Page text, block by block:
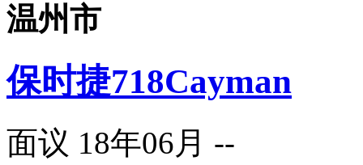
温州市
保时捷718Cayman
面议 18年06月 --